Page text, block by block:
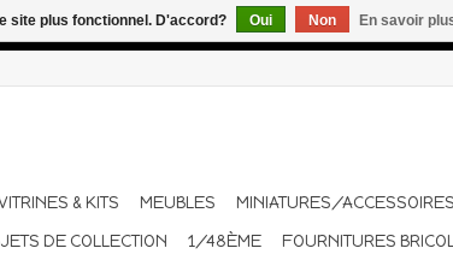
& KITS MEUBLES MINIATURES/ACCESSOIRES
DE COLLECTION
1/48ÈME FOURNITURES
site plus fonctionnel. D'accord? Oui Non En savoir
Les envois sont effectués une à deux fois